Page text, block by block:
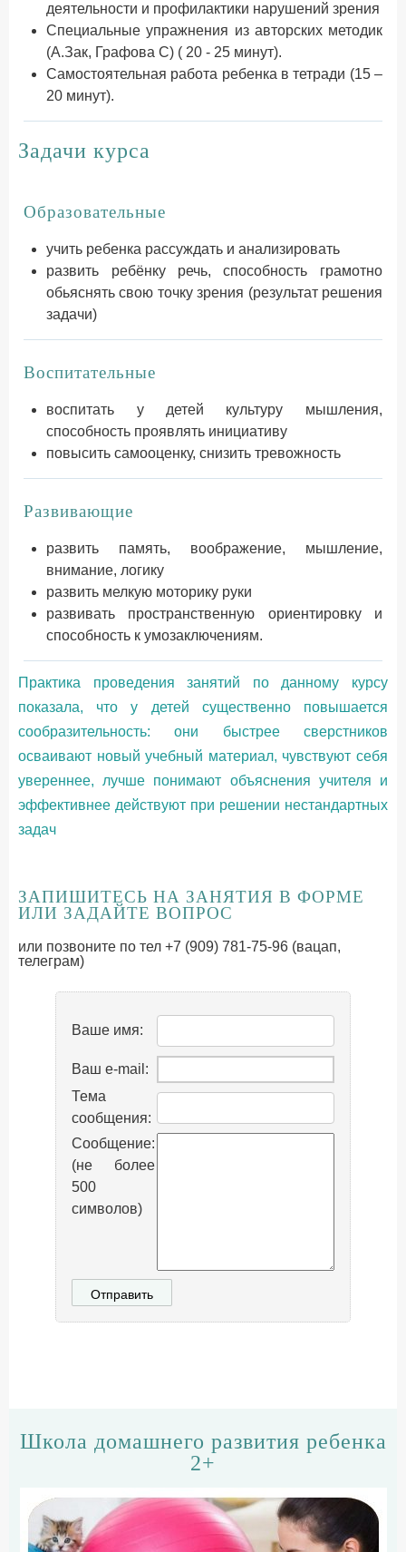
деятельности и профилактики нарушений зрения
Специальные упражнения из авторских методик
(А.Зак, Графова С) ( 20 - 25 минут).
Самостоятельная работа ребенка в тетради (15 –
20 минут).
Задачи курса
Образовательные
учить ребенка рассуждать и анализировать
развить ребёнку речь, способность грамотно
обьяснять свою точку зрения (результат решения
задачи)
Воспитательные
воспитать у детей культуру мышления,
способность проявлять инициативу
повысить самооценку, снизить тревожность
Развивающие
развить память, воображение, мышление,
внимание, логику
развить мелкую моторику руки
развивать пространственную ориентировку и
способность к умозаключениям.
Практика проведения занятий по данному курсу
показала, что у детей существенно повышается
сообразительность: они быстрее сверстников
осваивают новый учебный материал, чувствуют себя
увереннее, лучше понимают объяснения учителя и
эффективнее действуют при решении нестандартных
задач
ЗАПИШИТЕСЬ НА ЗАНЯТИЯ В ФОРМЕ
ИЛИ ЗАДАЙТЕ ВОПРОС
или позвоните по тел +7 (909) 781-75-96 (вацап,
телеграм)
Ваше имя:
Ваш e-mail:
Тема
сообщения:
Сообщение:
(не более
500
символов)
Школа домашнего развития ребенка
2+